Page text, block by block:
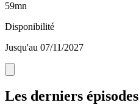
59mn
Disponibilité
Jusqu'au 07/11/2027
Les derniers épisodes